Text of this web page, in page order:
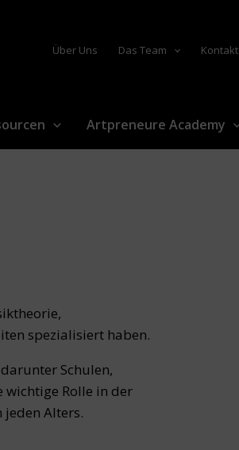
Über Uns Das Team Kontakt
Artpreneure Academy
spezialisiert haben.
Schulen,
wichtige Rolle in der
jeden Alters.